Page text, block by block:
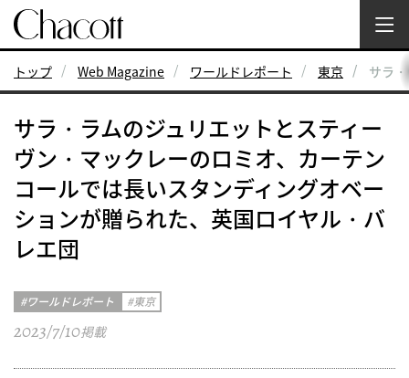
トップ Web Magazine ワールドレポート 東京 サラ
サラ・ラムのジュリエットとスティー
ヴン・マックレーのロミオ、カーテン
コールでは長いスタンディングオベー
ションが贈られた、英国ロイヤル・バ
レエ団
ワールドレポート 東京
2023/7/10掲載